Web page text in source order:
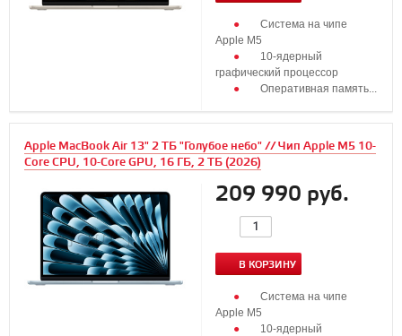
Система на чипе
Apple M5
10‑ядерный
графический процессор
Оперативная память...
Apple MacBook Air 13" 2 ТБ "Голубое небо" // Чип Apple M5 10-
Core CPU, 10-Core GPU, 16 ГБ, 2 ТБ (2026)
209 990 руб.
В КОРЗИНУ
Система на чипе
Apple M5
10‑ядерный